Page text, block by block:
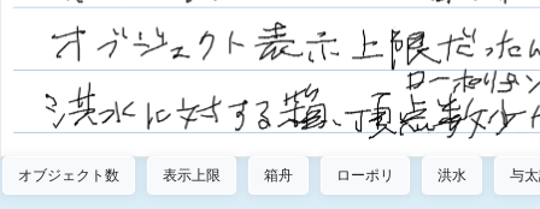
オブジェクト数 表示上限 箱舟 ローポリ 洪水 与